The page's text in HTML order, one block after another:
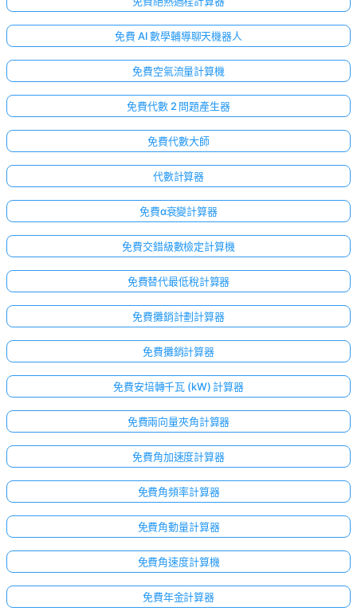
免費 AI 數學輔導聊天機器人
免費空氣流量計算機
免費代數 2 問題產生器
免費代數大師
代數計算器
免費α衰變計算器
免費交錯級數檢定計算機
免費替代最低稅計算器
免費攤銷計劃計算器
免費攤銷計算器
免費安培轉千瓦 (kW) 計算器
免費兩向量夾角計算器
免費角加速度計算器
免費角頻率計算器
免費角動量計算器
免費角速度計算機
免費年金計算器